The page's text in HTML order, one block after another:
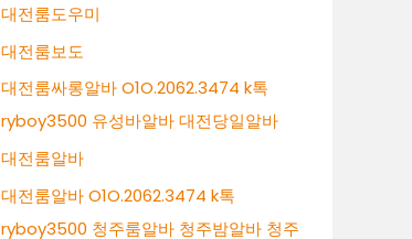
대전룸도우미
대전룸보도
대전룸싸롱알바 O1O.2062.3474 k톡
ryboy3500 유성바알바 대전당일알바
대전룸알바
대전룸알바 O1O.2062.3474 k톡
ryboy3500 청주룸알바 청주밤알바 청주